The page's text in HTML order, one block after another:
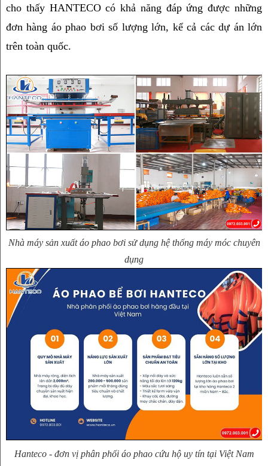
cho thấy HANTECO có khả năng đáp ứng được những
đơn hàng áo phao bơi số lượng lớn, kể cả các dự án lớn
trên toàn quốc.
Nhà máy sản xuất áo phao bơi sử dụng hệ thống máy móc chuyên
dụng
Hanteco - đơn vị phân phối áo phao cứu hộ uy tín tại Việt Nam